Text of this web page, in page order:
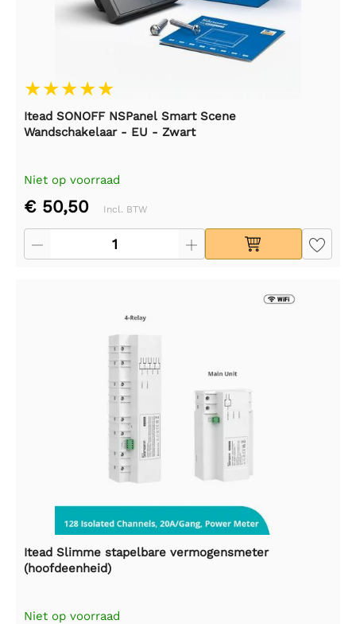
Itead SONOFF NSPanel Smart Scene
Wandschakelaar - EU - Zwart
Niet op voorraad
€ 50,50 Incl. BTW
Itead Slimme stapelbare vermogensmeter
(hoofdeenheid)
Niet op voorraad